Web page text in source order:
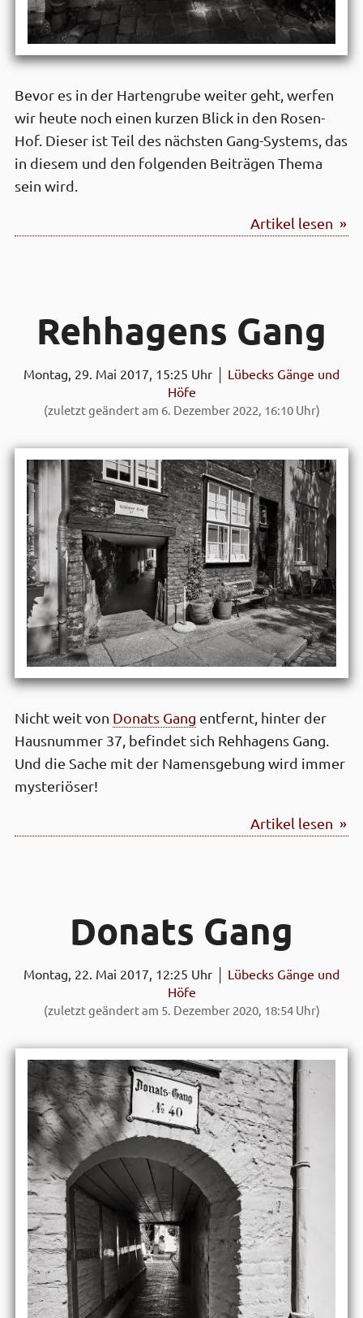
Bevor es in der Hartengrube weiter geht, werfen
wir heute noch einen kurzen Blick in den Rosen-
Hof. Dieser ist Teil des nächsten Gang-Systems, das
in diesem und den folgenden Beiträgen Thema
sein wird.
Artikel lesen »
Reh­hagens Gang
Montag, 29. Mai 2017, 15:25 Uhr │ Lübecks Gänge und
Höfe
(zuletzt geändert am 6. Dezember 2022, 16:10 Uhr)
Nicht weit von Donats Gang entfernt, hinter der
Hausnummer 37, befindet sich Rehhagens Gang.
Und die Sache mit der Namensgebung wird immer
mysteriöser!
Artikel lesen »
Donats Gang
Montag, 22. Mai 2017, 12:25 Uhr │ Lübecks Gänge und
Höfe
(zuletzt geändert am 5. Dezember 2020, 18:54 Uhr)